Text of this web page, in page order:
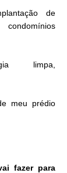
de
limpa,
meu prédio
fazer para